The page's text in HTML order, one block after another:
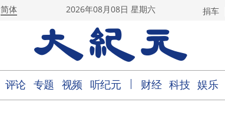
简体 2026年08月08日 星期六 捐车
评论 专题 视频 听纪元 财经 科技 娱乐